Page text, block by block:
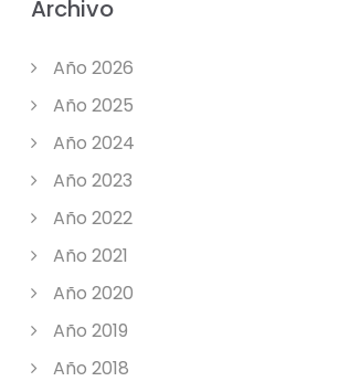
Archivo
Año 2026
Año 2025
Año 2024
Año 2023
Año 2022
Año 2021
Año 2020
Año 2019
Año 2018